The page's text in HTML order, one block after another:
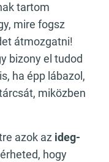
tartom
mire fogsz
átmozgatni!
bizony el tudod
ha épp lábazol,
miközben
azok az ideg-
hogy